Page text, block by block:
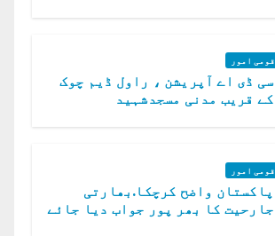
قومی امور
سی ڈی اے آپریشن ، راول ڈیم چوک
کے قریب مدنی مسجدشہید
قومی امور
پاکستان واضح کرچکا.بھارتی
جارحیت کا بھر پور جواب دیا جائے